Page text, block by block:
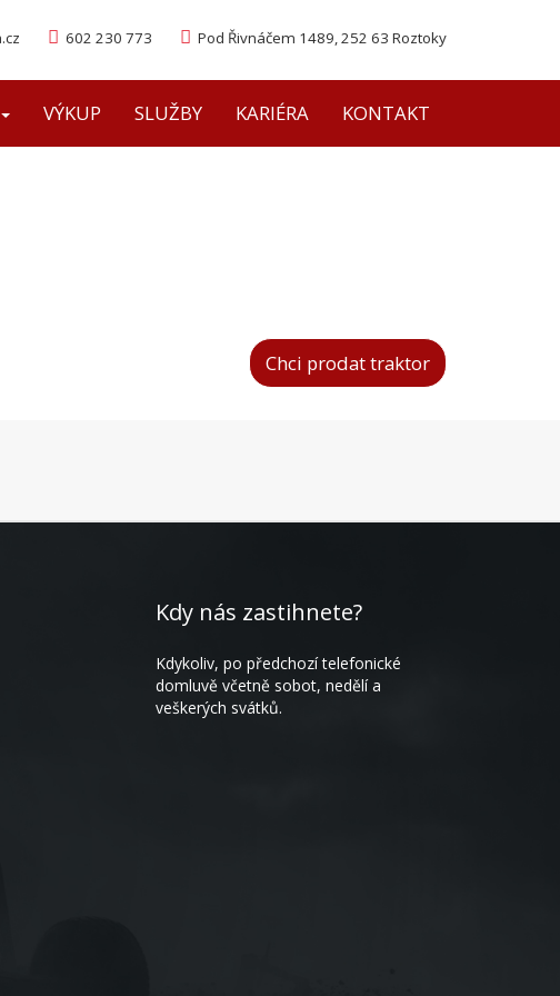
602 230 773 Pod Řivnáčem 1489, 252 63 Roztoky
VÝKUP SLUŽBY KARIÉRA KONTAKT
Chci prodat traktor
Kdy nás zastihnete?
Kdykoliv, po předchozí telefonické
domluvě včetně sobot, nedělí a
veškerých svátků.